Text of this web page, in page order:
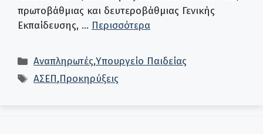
πρωτοβάθμιας και δευτεροβάθμιας Γενικής
Εκπαίδευσης, … Περισσότερα
Κατηγορίες
Αναπληρωτές,Υπουργείο Παιδείας
Ετικέτες
ΑΣΕΠ,Προκηρύξεις